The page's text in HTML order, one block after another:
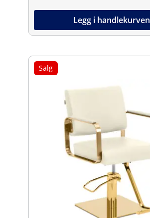
Legg i handlekurven
Salg